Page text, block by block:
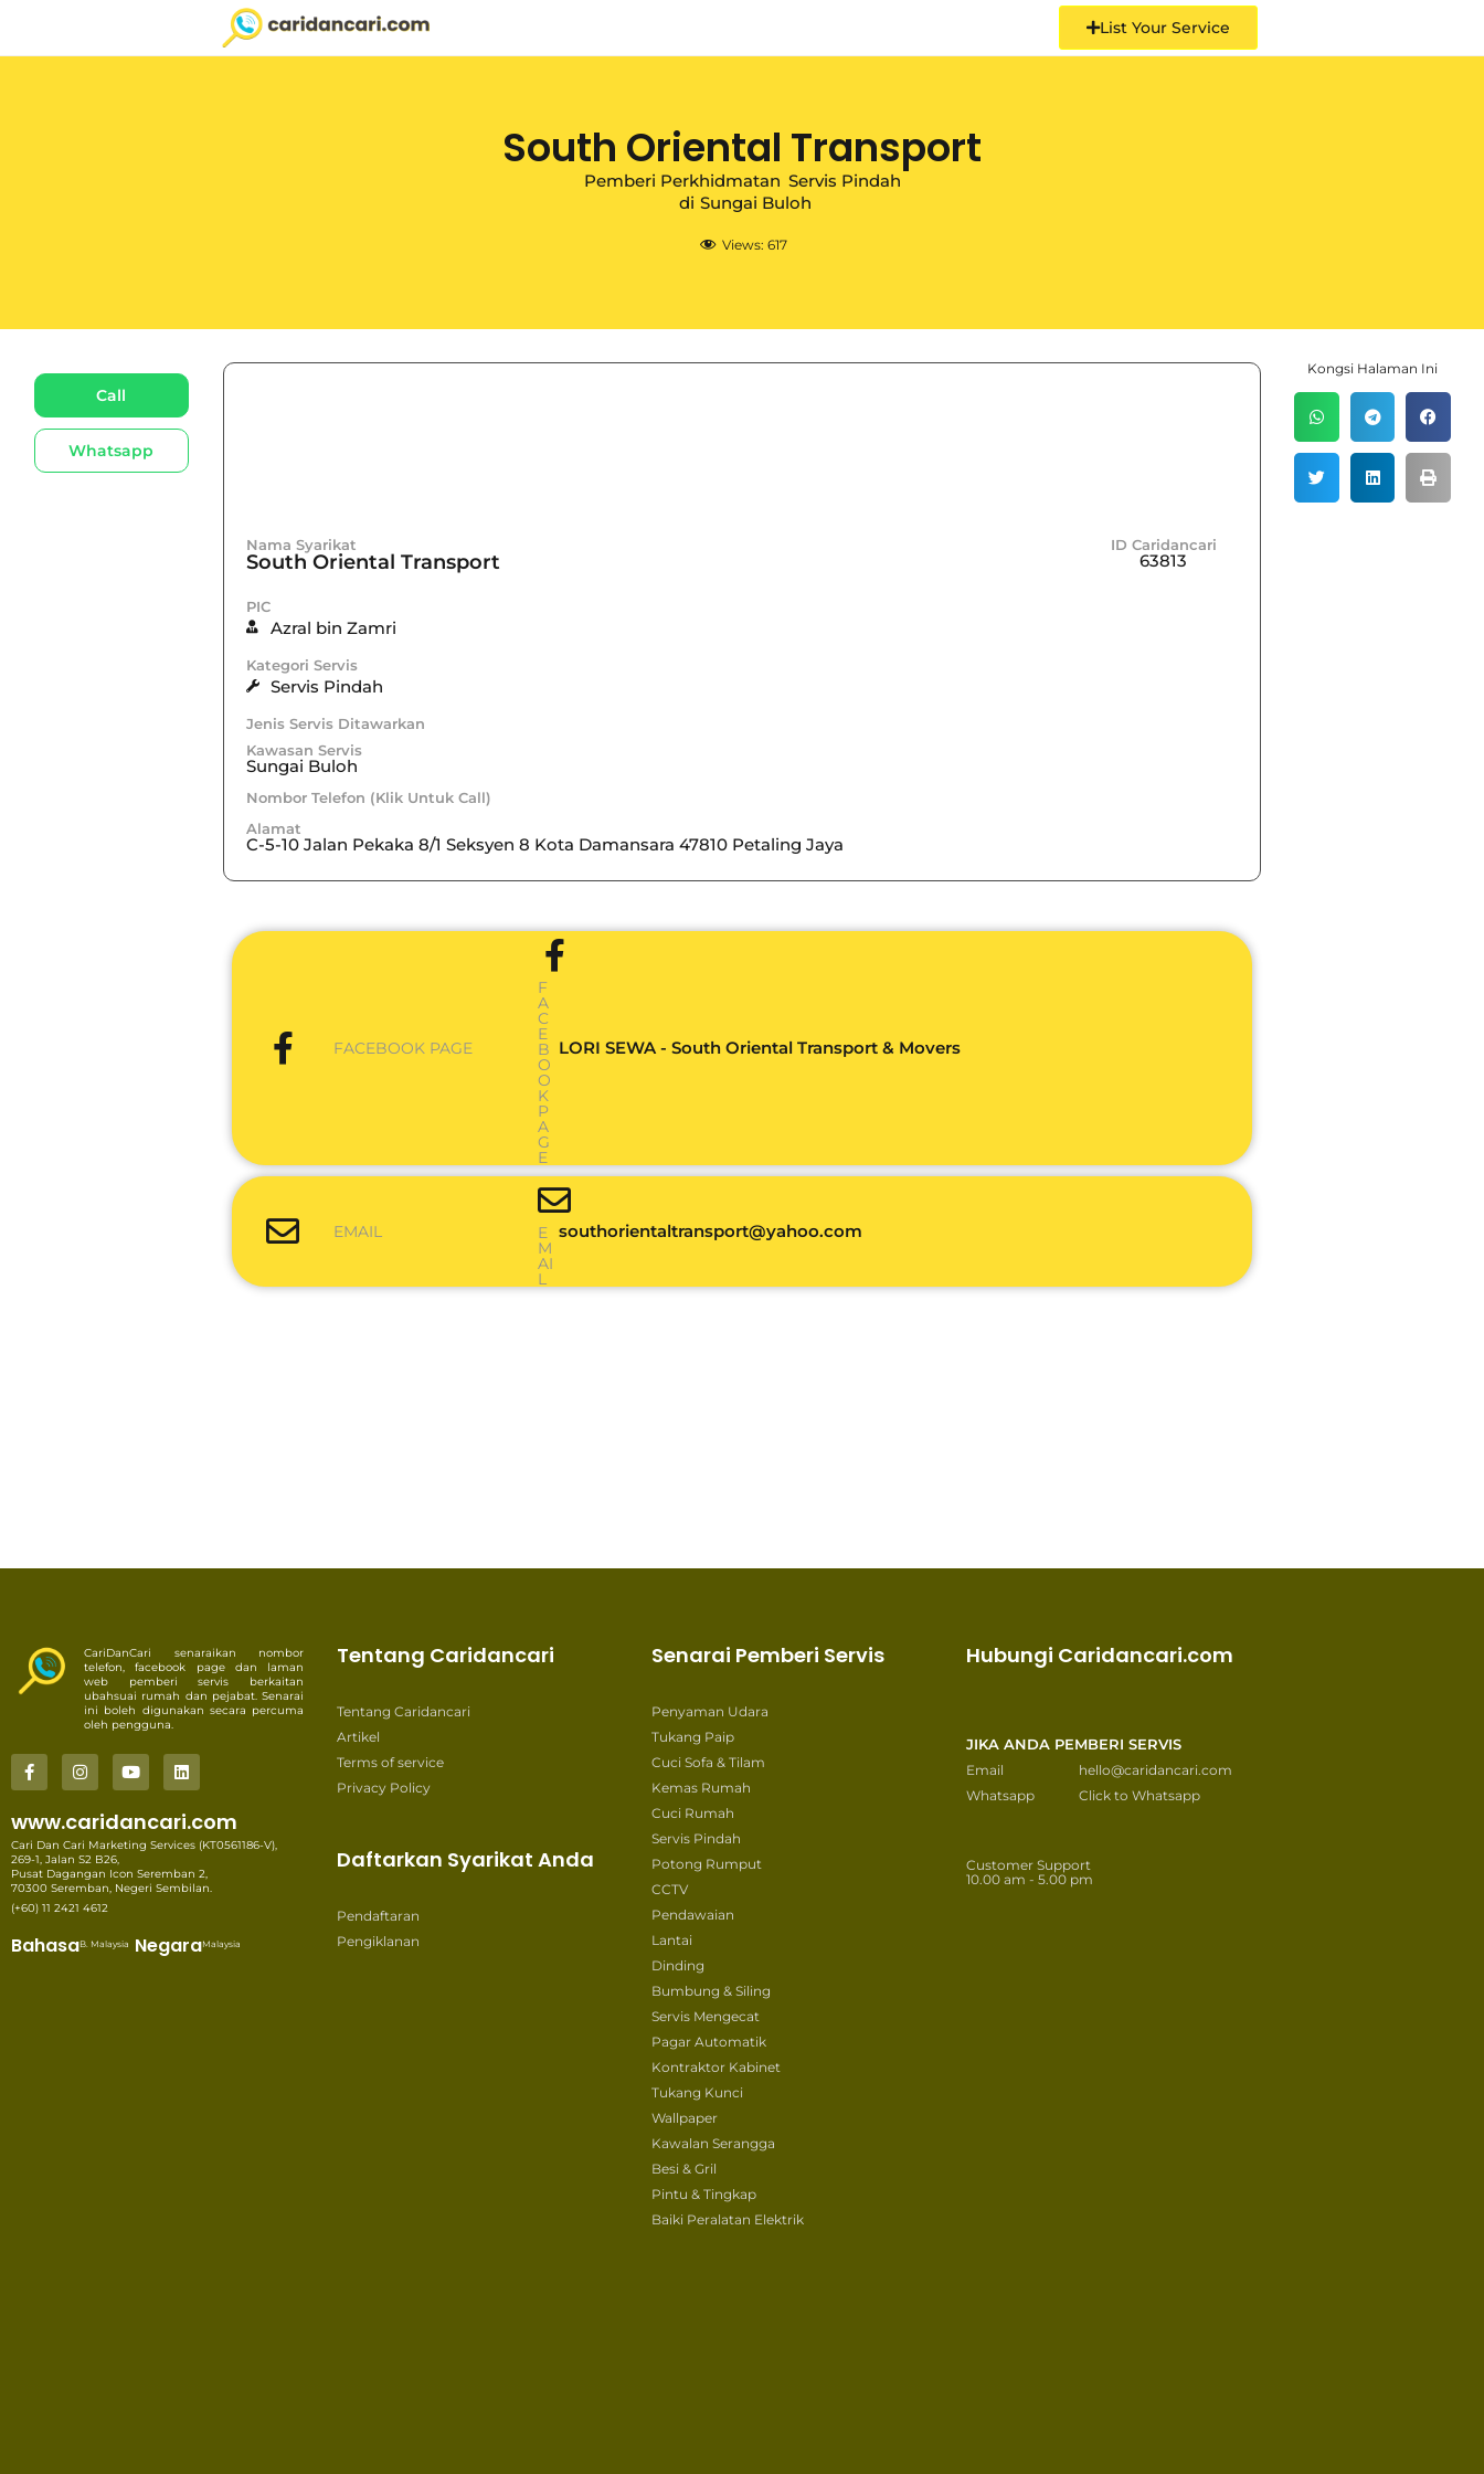
List Your Service
South Oriental Transport
Pemberi Perkhidmatan Servis Pindah
di Sungai Buloh
Views: 617
Call
Whatsapp
Nama Syarikat
South Oriental Transport
ID Caridancari
63813
PIC
Azral bin Zamri
Kategori Servis
Servis Pindah
Jenis Servis Ditawarkan
Kawasan Servis
Sungai Buloh
Nombor Telefon (Klik Untuk Call)
Alamat
C-5-10 Jalan Pekaka 8/1 Seksyen 8 Kota Damansara 47810 Petaling Jaya
Kongsi Halaman Ini
FACEBOOK PAGE
F
A
C
E
B
O
O
K
P
A
G
E
LORI SEWA - South Oriental Transport & Movers
EMAIL E
M
AI
L
southorientaltransport@yahoo.com
CariDanCari senaraikan nombor
telefon, facebook page dan laman
web pemberi servis berkaitan
ubahsuai rumah dan pejabat. Senarai
ini boleh digunakan secara percuma
oleh pengguna.
www.caridancari.com
Cari Dan Cari Marketing Services (KT0561186-V),
269-1, Jalan S2 B26,
Pusat Dagangan Icon Seremban 2,
70300 Seremban, Negeri Sembilan.
(+60) 11 2421 4612
BahasaB. Malaysia NegaraMalaysia
Tentang Caridancari
Tentang Caridancari
Artikel
Terms of service
Privacy Policy
Daftarkan Syarikat Anda
Pendaftaran
Pengiklanan
Senarai Pemberi Servis
Penyaman Udara
Tukang Paip
Cuci Sofa & Tilam
Kemas Rumah
Cuci Rumah
Servis Pindah
Potong Rumput
CCTV
Pendawaian
Lantai
Dinding
Bumbung & Siling
Servis Mengecat
Pagar Automatik
Kontraktor Kabinet
Tukang Kunci
Wallpaper
Kawalan Serangga
Besi & Gril
Pintu & Tingkap
Baiki Peralatan Elektrik
Hubungi Caridancari.com
JIKA ANDA PEMBERI SERVIS
Email
hello@caridancari.com
Whatsapp
Click to Whatsapp
Customer Support
10.00 am - 5.00 pm